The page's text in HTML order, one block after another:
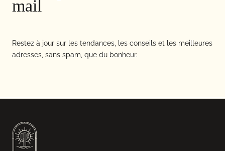
mail
Restez à jour sur les tendances, les conseils et les meilleures
adresses, sans spam, que du bonheur.